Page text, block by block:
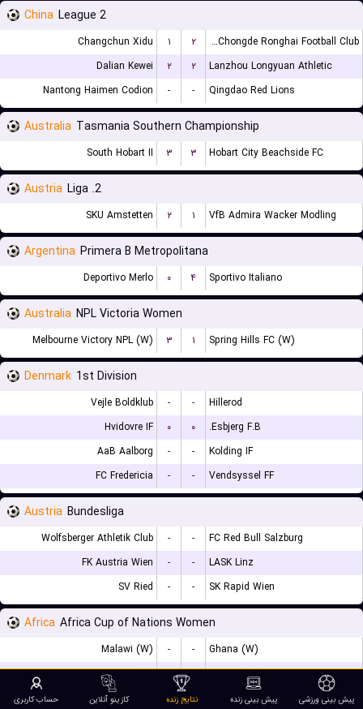
China League 2
Changchun Xidu ۱ ۲
Shanxi Chongde Ronghai Football Club
Dalian Kewei
۲ ۲
Lanzhou Longyuan Athletic
Nantong Haimen Codion
- - Qingdao Red Lions
Australia Tasmania Southern Championship
South Hobart II ۳ ۳ Hobart City Beachside FC
Austria 2. Liga
SKU Amstetten ۲ ۱ VfB Admira Wacker Modling
Argentina Primera B Metropolitana
Deportivo Merlo ۰ ۴ Sportivo Italiano
Australia NPL Victoria Women
Melbourne Victory NPL (W) ۳ ۱ Spring Hills FC (W)
Denmark 1st Division
Vejle Boldklub - -
Hillerod
Hvidovre IF
۰ ۰
Esbjerg F.B.
AaB Aalborg
- -
Kolding IF
FC Fredericia
- - Vendsyssel FF
Austria Bundesliga
Wolfsberger Athletik Club - -
FC Red Bull Salzburg
FK Austria Wien
- -
LASK Linz
SV Ried
- - SK Rapid Wien
Africa Africa Cup of Nations Women
Malawi (W) - -
Ghana (W)
Cameroon (W)
- - Nigeria (W)
پیش بینی ورزشی پیش بینی زنده نتایج زنده کازینو آنلاین حساب کاربری